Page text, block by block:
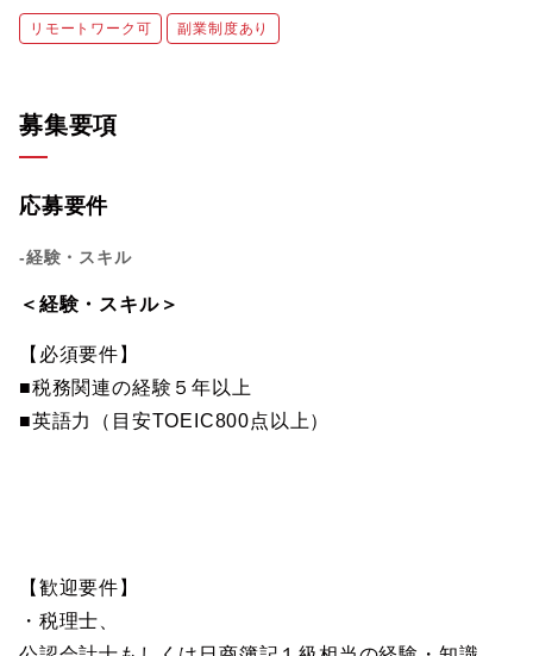
リモートワーク可 副業制度あり
募集要項
応募要件
-経験・スキル
＜経験・スキル＞
【必須要件】
■税務関連の経験５年以上
■英語力（目安TOEIC800点以上）
【歓迎要件】
・税理士、